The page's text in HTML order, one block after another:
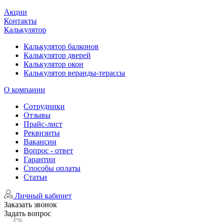
Акции
Контакты
Калькулятор
Калькулятор балконов
Калькулятор дверей
Калькулятор окон
Калькулятор веранды-терассы
О компании
Сотрудники
Отзывы
Прайс-лист
Реквизиты
Вакансии
Вопрос - ответ
Гарантии
Способы оплаты
Статьи
Личный кабинет
Заказать звонок
Задать вопрос